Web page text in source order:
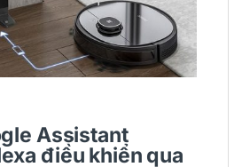
Assistant
điều khiển qua